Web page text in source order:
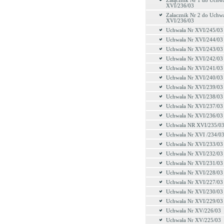
XVI/236/03
Załacznik Nr 2 do
XVI/236/03
Uchwała Nr XVI/245/03
Uchwała Nr XVI/244/03
Uchwała Nr XVI/243/03
Uchwała Nr XVI/242/03
Uchwała Nr XVI/241/03
Uchwała Nr XVI/240/03
Uchwała Nr XVI/239/03
Uchwała Nr XVI/238/03
Uchwała Nr XVI/237/03
Uchwała Nr XVI/236/03
Uchwała NR XVI/235/03
Uchwała Nr XVI /234/03
Uchwała Nr XVI/233/03
Uchwała Nr XVI/232/03
Uchwała Nr XVI/231/03
Uchwała Nr XVI/228/03
Uchwała Nr XVI/227/03
Uchwała Nr XVI/230/03
Uchwała Nr XVI/229/03
Uchwała Nr XV/226/03
Uchwała Nr XV/225/03